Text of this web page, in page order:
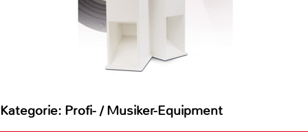
Kategorie: Profi- / Musiker-Equipment